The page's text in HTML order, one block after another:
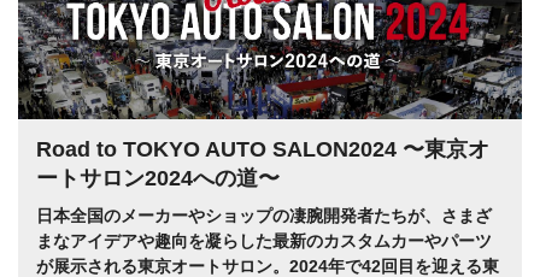
Road to TOKYO AUTO SALON2024 〜東京オ
ートサロン2024への道〜
日本全国のメーカーやショップの凄腕開発者たちが、さまざ
まなアイデアや趣向を凝らした最新のカスタムカーやパーツ
が展示される東京オートサロン。2024年で42回目を迎える東